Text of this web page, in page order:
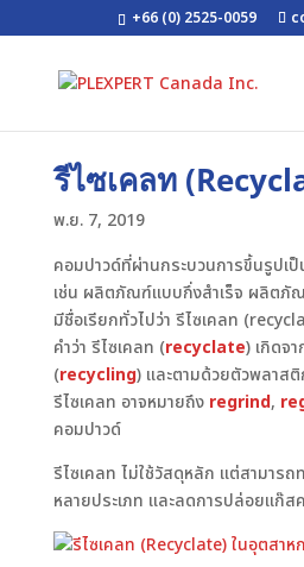
+66 (0) 2525-0059
รีไซเคลท
พ.ย. 7, 2019
คอมปาวด์ที่ผ่านกระบวนการขึ้นรูป
เช่น ผลิตภัณฑ์แบบกึ่งสำเร็จ ผลิตภัณ
มีชื่อเรียกทั่วไปว่า รีไซเคลท
คำว่า รีไซเคลท (recyclate) เกิดจ
(recycling) และตามด้วยตัวพลาสติ
รีไซเคลท อาจหมายถึง regrind,
คอมปาวด์
รีไซเคลท ไม่ใช้วัสดุหลัก แต่สามาร
หลายประเภท และลดการปล่อยแก๊ส